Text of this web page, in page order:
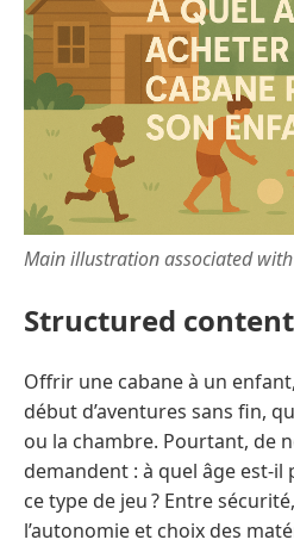
Main illustration associated
Structured content
Offrir une cabane à un
début d’aventures sans fin,
ou la chambre. Pourtant, de
demandent : à quel âge est-il
ce type de jeu ? Entre
l’autonomie et choix des